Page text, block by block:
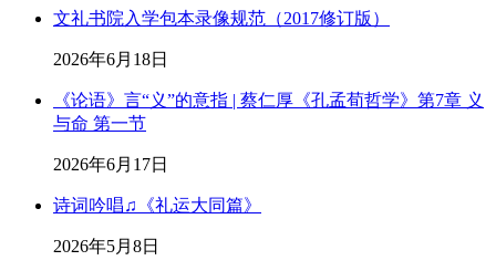
文礼书院入学包本录像规范（2017修订版）
2026年6月18日
《论语》言“义”的意指 | 蔡仁厚《孔孟荀哲学》第7章 义
与命 第一节
2026年6月17日
诗词吟唱♫《礼运大同篇》
2026年5月8日